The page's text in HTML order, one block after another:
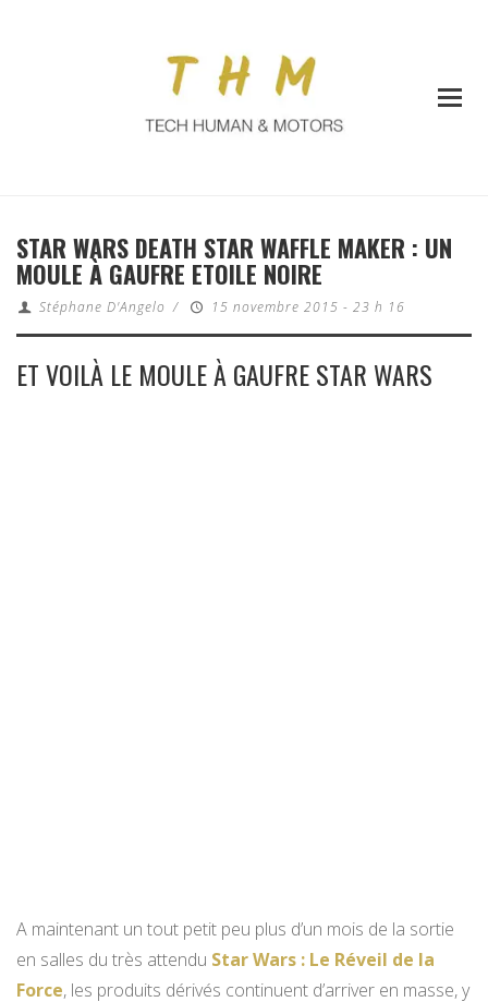
STAR WARS DEATH STAR WAFFLE MAKER : UN
MOULE À GAUFRE ETOILE NOIRE
Stéphane D'Angelo / 15 novembre 2015 - 23 h 16
ET VOILÀ LE MOULE À GAUFRE STAR WARS
A maintenant un tout petit peu plus d’un mois de la sortie
en salles du très attendu Star Wars : Le Réveil de la
Force, les produits dérivés continuent d’arriver en masse, y